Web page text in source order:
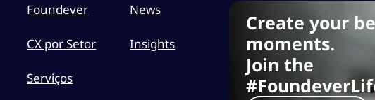
Foundever
CX por Setor
Serviços
News
Insights
Create your
moments.
Join the